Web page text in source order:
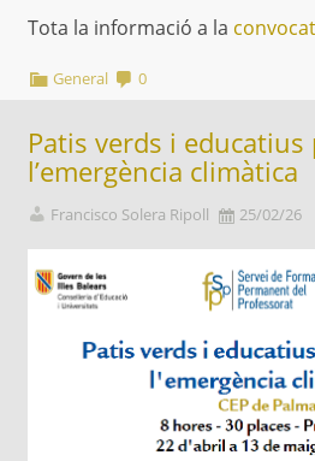
Tota la informació a la
General 0
Patis verds i
l’emergència climàtica
Francisco Solera Ripoll 25/02/26